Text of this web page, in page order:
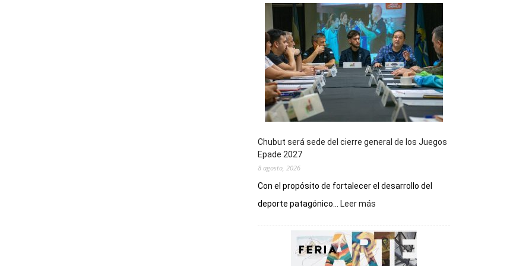
Chubut será sede del cierre general de los Juegos
Epade 2027
8 agosto, 2026
Con el propósito de fortalecer el desarrollo del
deporte patagónico...
Leer más
sede
del